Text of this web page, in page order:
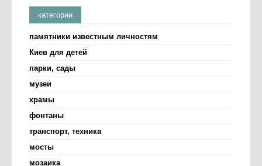
категории
памятники известным личностям
Киев для детей
парки, сады
музеи
храмы
фонтаны
транспорт, техника
мосты
мозаика